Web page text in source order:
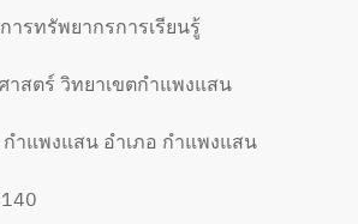
ารทรัพยากรการเรียนรู้
าสตร์ วิทยาเขตกำแพงแสน
ำแพงแสน อำเภอ กำแพงแสน